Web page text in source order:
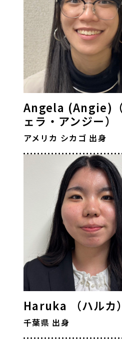
Angela (Angie)
ェラ・アンジー）
アメリカ シカゴ 出身
Haruka （ハルカ）
千葉県 出身